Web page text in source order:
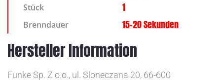
Stück 1
Brenndauer 15-20 Sekunden
Hersteller Information
Funke Sp. Z o.o., ul. Sloneczana 20, 66-600